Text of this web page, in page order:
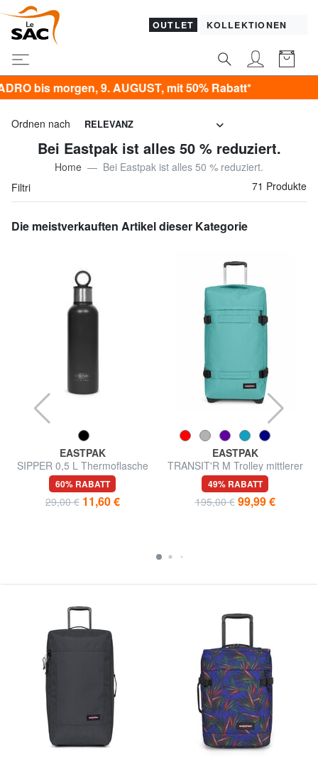
OUTLET KOLLEKTIONEN
AUGUST, mit 50% Rabatt*
Ordnen nach RELEVANZ
Bei Eastpak ist alles 50 % reduziert.
Home
Bei Eastpak ist alles 50 % reduziert.
Filtri
71 Produkte
Die meistverkauften Artikel dieser Kategorie
EASTPAK
SIPPER 0,5 L Thermoflasche
60% RABATT
29,00 € 11,60 €
EASTPAK
TRANSIT'R M Trolley mittlerer
Größe
49% RABATT
195,00 € 99,99 €